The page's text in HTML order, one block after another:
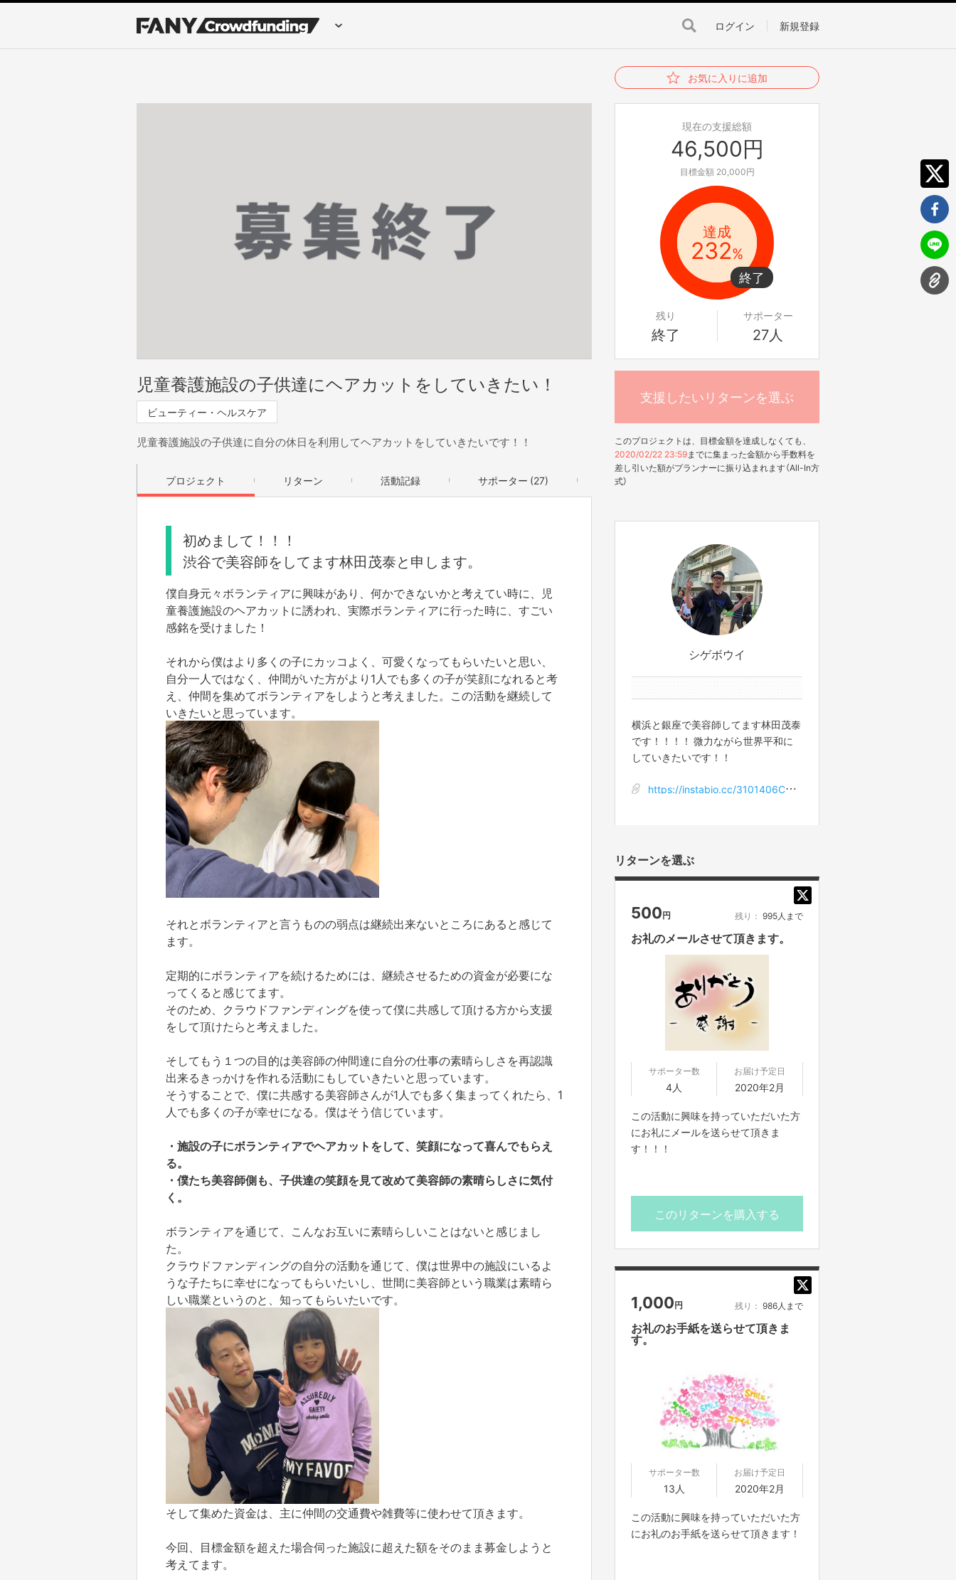
ログイン 新規登録
お気に入りに追加
児童養護施設の子供達にヘアカットをしていきたい！
ビューティー・ヘルスケア
児童養護施設の子供達に自分の休日を利用してヘアカットをしていきたいです！！
現在の支援総額
46,500円
目標金額 20,000円
達成
232%
残り
終了
サポーター
27人
支援したいリターンを選ぶ
このプロジェクトは、目標金額を達成しなくても、
2020/02/22 23:59までに集まった金額から手数料を
差し引いた額がプランナーに振り込まれます（All-In方
式）
プロジェクト リターン 活動記録 サポーター (27)
初めまして！！！
渋谷で美容師をしてます林田茂泰と申します。
僕自身元々ボランティアに興味があり、何かできないかと考えてい時に、児
童養護施設のヘアカットに誘われ、実際ボランティアに行った時に、すごい
感銘を受けました！
それから僕はより多くの子にカッコよく、可愛くなってもらいたいと思い、
自分一人ではなく、仲間がいた方がより1人でも多くの子が笑顔になれると考
え、仲間を集めてボランティアをしようと考えました。この活動を継続して
いきたいと思っています。
それとボランティアと言うものの弱点は継続出来ないところにあると感じて
ます。
定期的にボランティアを続けるためには、継続させるための資金が必要にな
ってくると感じてます。
そのため、クラウドファンディングを使って僕に共感して頂ける方から支援
をして頂けたらと考えました。
そしてもう１つの目的は美容師の仲間達に自分の仕事の素晴らしさを再認識
出来るきっかけを作れる活動にもしていきたいと思っています。
そうすることで、僕に共感する美容師さんが1人でも多く集まってくれたら、1
人でも多くの子が幸せになる。僕はそう信じています。
・施設の子にボランティアでヘアカットをして、笑顔になって喜んでもらえ
る。
・僕たち美容師側も、子供達の笑顔を見て改めて美容師の素晴らしさに気付
く。
ボランティアを通じて、こんなお互いに素晴らしいことはないと感じまし
た。
クラウドファンディングの自分の活動を通じて、僕は世界中の施設にいるよ
うな子たちに幸せになってもらいたいし、世間に美容師という職業は素晴ら
しい職業というのと、知ってもらいたいです。
そして集めた資金は、主に仲間の交通費や雑費等に使わせて頂きます。
今回、目標金額を超えた場合伺った施設に超えた額をそのまま募金しようと
考えてます。
シゲボウイ
横浜と銀座で美容師してます林田茂泰
です！！！！ 微力ながら世界平和に
していきたいです！！
https://instabio.cc/3101406C8LORK
リターンを選ぶ
500円 残り： 995人まで
お礼のメールさせて頂きます。
サポーター数
4人
お届け予定日
2020年2月
この活動に興味を持っていただいた方
にお礼にメールを送らせて頂きま
す！！！
このリターンを購入する
1,000円 残り： 986人まで
お礼のお手紙を送らせて頂きま
す。
サポーター数
13人
お届け予定日
2020年2月
この活動に興味を持っていただいた方
にお礼のお手紙を送らせて頂きます！